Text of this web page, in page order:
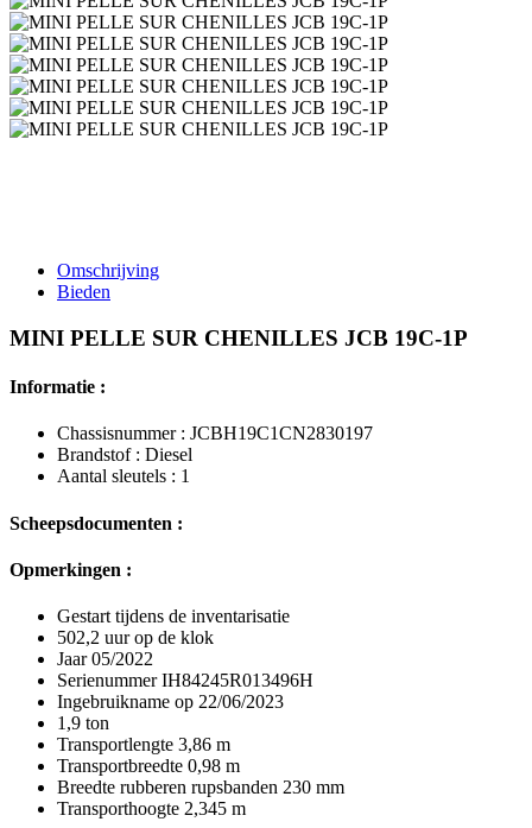
Omschrijving
Bieden
MINI PELLE SUR CHENILLES JCB 19C-1P
Informatie :
Chassisnummer : JCBH19C1CN2830197
Brandstof : Diesel
Aantal sleutels : 1
Scheepsdocumenten :
Opmerkingen :
Gestart tijdens de inventarisatie
502,2 uur op de klok
Jaar 05/2022
Serienummer IH84245R013496H
Ingebruikname op 22/06/2023
1,9 ton
Transportlengte 3,86 m
Transportbreedte 0,98 m
Breedte rubberen rupsbanden 230 mm
Transporthoogte 2,345 m